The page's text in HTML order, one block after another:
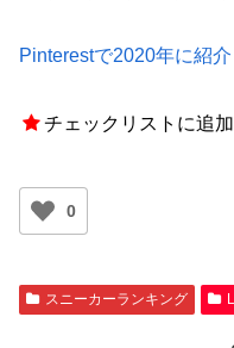
Pinterestで2020年に紹
チェックリストに追加
0
スニーカーランキング